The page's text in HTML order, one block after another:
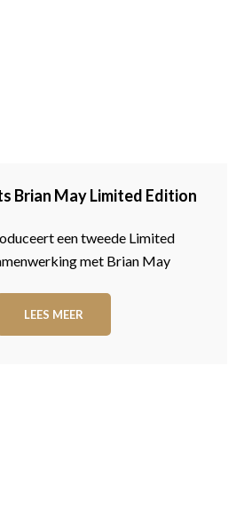
Brian May Limited Edition
een tweede Limited
met Brian May
LEES MEER